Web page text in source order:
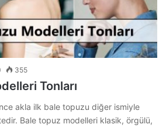
355
Tonları
akla ilk bale topuzu diğer ismiyle
Bale topuz modelleri klasik, örgülü,